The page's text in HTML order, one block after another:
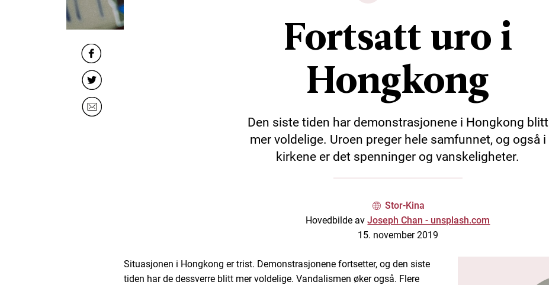
Fortsatt uro i
Hongkong
Den siste tiden har demonstrasjonene i Hongkong blitt
mer voldelige. Uroen preger hele samfunnet, og også i
kirkene er det spenninger og vanskeligheter.
Stor-Kina
Hovedbilde avJoseph Chan - unsplash.com
15. november 2019
Situasjonen i Hongkong er trist. Demonstrasjonene fortsetter, og den siste
tiden har de dessverre blitt mer voldelige. Vandalismen øker også. Flere